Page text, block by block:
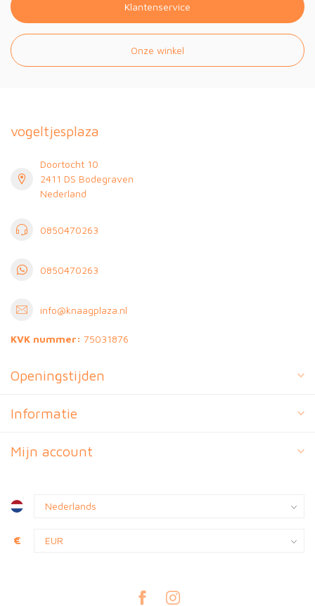
Klantenservice
Onze winkel
vogeltjesplaza
Doortocht 10
2411 DS Bodegraven
Nederland
0850470263
0850470263
info@knaagplaza.nl
KVK nummer: 75031876
Openingstijden
Informatie
Mijn account
€